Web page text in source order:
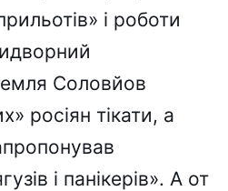
і роботи
Соловйов
росіян тікати, а
і панікерів». А от